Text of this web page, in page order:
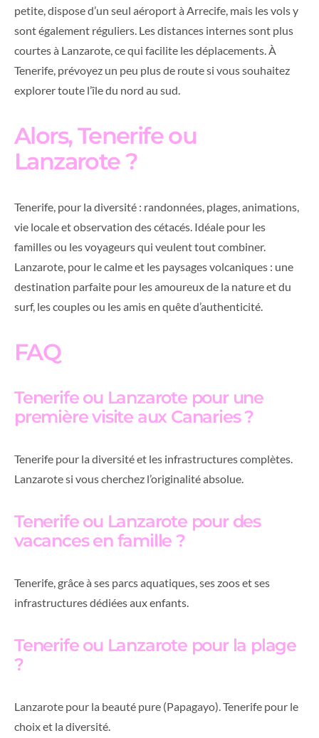
petite, dispose d’un seul aéroport à Arrecife, mais les vols y
sont également réguliers. Les distances internes sont plus
courtes à Lanzarote, ce qui facilite les déplacements. À
Tenerife, prévoyez un peu plus de route si vous souhaitez
explorer toute l’île du nord au sud.
Alors, Tenerife ou
Lanzarote ?
Tenerife, pour la diversité : randonnées, plages, animations,
vie locale et observation des cétacés. Idéale pour les
familles ou les voyageurs qui veulent tout combiner.
Lanzarote, pour le calme et les paysages volcaniques : une
destination parfaite pour les amoureux de la nature et du
surf, les couples ou les amis en quête d’authenticité.
FAQ
Tenerife ou Lanzarote pour une
première visite aux Canaries ?
Tenerife pour la diversité et les infrastructures complètes.
Lanzarote si vous cherchez l’originalité absolue.
Tenerife ou Lanzarote pour des
vacances en famille ?
Tenerife, grâce à ses parcs aquatiques, ses zoos et ses
infrastructures dédiées aux enfants.
Tenerife ou Lanzarote pour la plage
?
Lanzarote pour la beauté pure (Papagayo). Tenerife pour le
choix et la diversité.